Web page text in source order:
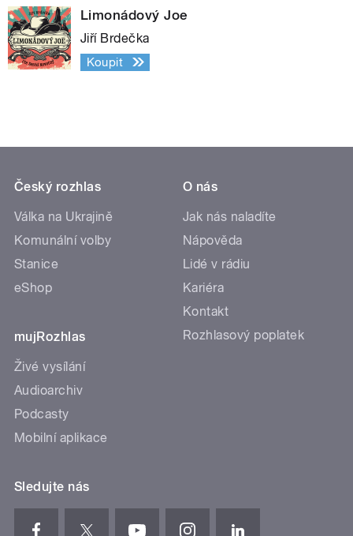
Limonádový Joe
Jiří Brdečka
Koupit
Český rozhlas
Válka na Ukrajině
Komunální volby
Stanice
eShop
mujRozhlas
Živé vysílání
Audioarchiv
Podcasty
Mobilní aplikace
O nás
Jak nás naladíte
Nápověda
Lidé v rádiu
Kariéra
Kontakt
Rozhlasový poplatek
Sledujte nás